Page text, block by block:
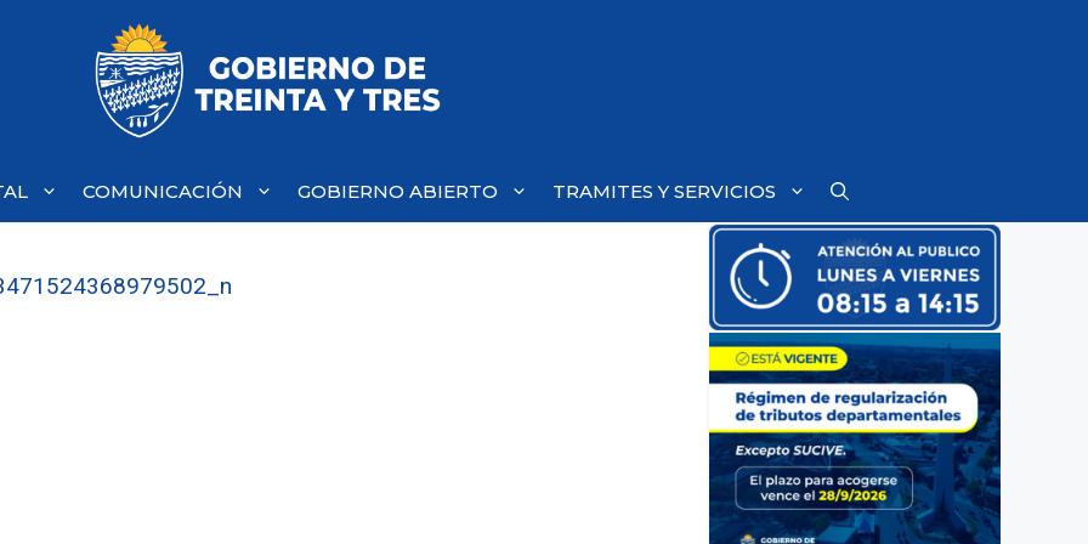
COMUNICACIÓN GOBIERNO ABIERTO TRAMITES Y SERVICIOS